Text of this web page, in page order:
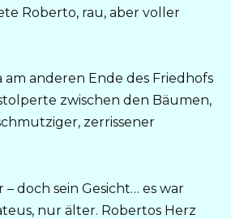
Roberto, rau, aber voller
am anderen Ende des Friedhofs
zwischen den Bäumen,
zerrissener
doch sein Gesicht… es war
nur älter. Robertos Herz